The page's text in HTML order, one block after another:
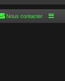
Nous contacter